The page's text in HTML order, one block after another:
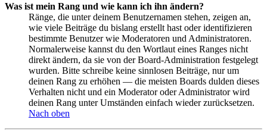
Was ist mein Rang und wie kann ich ihn ändern?
Ränge, die unter deinem Benutzernamen stehen, zeigen an,
wie viele Beiträge du bislang erstellt hast oder identifizieren
bestimmte Benutzer wie Moderatoren und Administratoren.
Normalerweise kannst du den Wortlaut eines Ranges nicht
direkt ändern, da sie von der Board-Administration festgelegt
wurden. Bitte schreibe keine sinnlosen Beiträge, nur um
deinen Rang zu erhöhen — die meisten Boards dulden dieses
Verhalten nicht und ein Moderator oder Administrator wird
deinen Rang unter Umständen einfach wieder zurücksetzen.
Nach oben